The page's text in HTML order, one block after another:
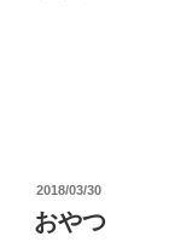
投
稿
日:
2018/03/30
おやつ